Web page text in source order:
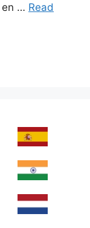
en … Read